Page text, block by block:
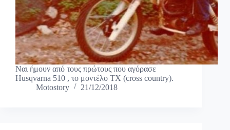
Ναι ήμουν από τους πρώτους που αγόρασε
Husqvarna 510 , το μοντέλο ΤΧ (cross country).
Motostory
21/12/2018